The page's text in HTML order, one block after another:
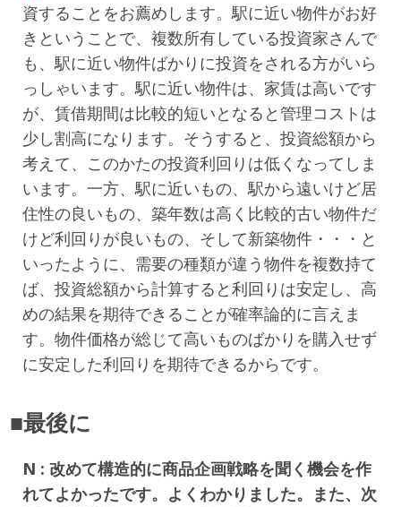
資することをお薦めします。駅に近い物件がお好
きということで、複数所有している投資家さんで
も、駅に近い物件ばかりに投資をされる方がいら
っしゃいます。駅に近い物件は、家賃は高いです
が、賃借期間は比較的短いとなると管理コストは
少し割高になります。そうすると、投資総額から
考えて、このかたの投資利回りは低くなってしま
います。一方、駅に近いもの、駅から遠いけど居
住性の良いもの、築年数は高く比較的古い物件だ
けど利回りが良いもの、そして新築物件・・・と
いったように、需要の種類が違う物件を複数持て
ば、投資総額から計算すると利回りは安定し、高
めの結果を期待できることが確率論的に言えま
す。物件価格が総じて高いものばかりを購入せず
に安定した利回りを期待できるからです。
■最後に
N : 改めて構造的に商品企画戦略を聞く機会を作
れてよかったです。よくわかりました。また、次